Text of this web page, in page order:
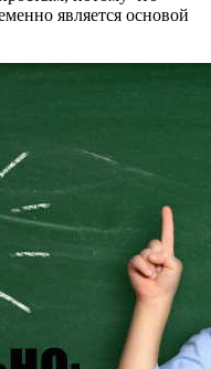
является основой